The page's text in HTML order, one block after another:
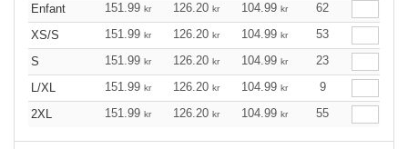
Enfant 151.99 kr 126.20 kr 104.99 kr
62
XS/S
151.99 kr 126.20 kr 104.99 kr
53
S
151.99 kr 126.20 kr 104.99 kr
23
L/XL
151.99 kr 126.20 kr 104.99 kr
9
2XL
151.99 kr 126.20 kr 104.99 kr 55